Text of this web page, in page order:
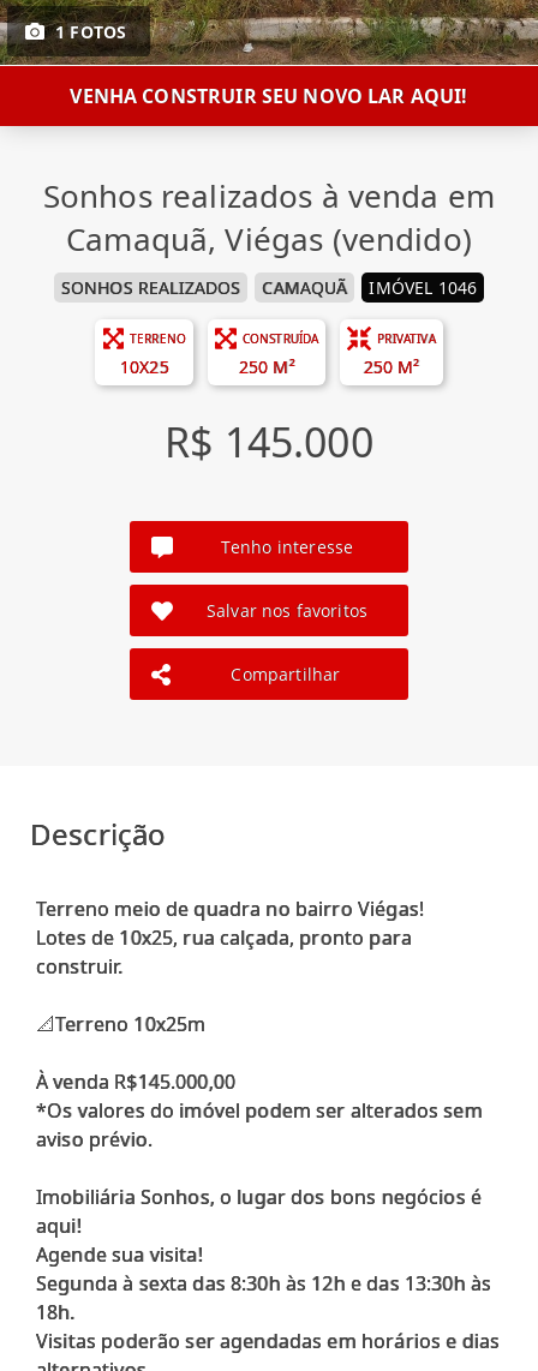
1 FOTOS
VENHA CONSTRUIR SEU NOVO LAR AQUI!
Sonhos realizados à venda em
Camaquã, Viégas (vendido)
SONHOS REALIZADOS CAMAQUÃ IMÓVEL 1046
TERRENO
10X25
CONSTRUÍDA
250 M²
PRIVATIVA
250 M²
R$ 145.000
Tenho interesse
Salvar nos favoritos
Compartilhar
Descrição
Terreno meio de quadra no bairro Viégas!
Lotes de 10x25, rua calçada, pronto para
construir.
📐Terreno 10x25m
À venda R$145.000,00
*Os valores do imóvel podem ser alterados sem
aviso prévio.
Imobiliária Sonhos, o lugar dos bons negócios é
aqui!
Agende sua visita!
Segunda à sexta das 8:30h às 12h e das 13:30h às
18h.
Visitas poderão ser agendadas em horários e dias